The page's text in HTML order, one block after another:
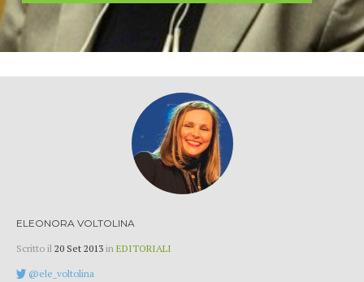
ELEONORA VOLTOLINA
Scritto il 20 Set 2013 in EDITORIALI
@ele_voltolina